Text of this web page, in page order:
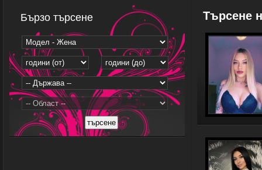
Бързо търсене Търсене